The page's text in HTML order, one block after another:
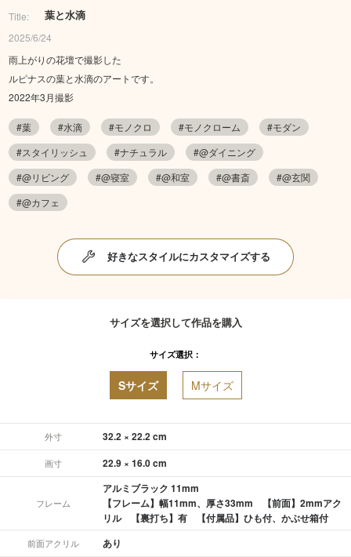
Title: 葉と水滴
2025/6/24
雨上がりの花壇で撮影した
ルピナスの葉と水滴のアートです。
2022年3月撮影
#葉 #水滴 #モノクロ #モノクローム
#モダン
#スタイリッシュ
#ナチュラル
#@ダイニング
#@リビング
#@寝室 #@和室 #@書斎
#@玄関
#@カフェ
好きなスタイルにカスタマイズする
サイズを選択して作品を購入
サイズ選択：
Sサイズ Mサイズ
外寸 32.2 × 22.2 cm
画寸 22.9 × 16.0 cm
フレーム
アルミブラック 11mm
【フレーム】幅11mm、厚さ33mm 【前面】2mmアク
リル 【裏打ち】有 【付属品】ひも付、かぶせ箱付
前面アクリル あり